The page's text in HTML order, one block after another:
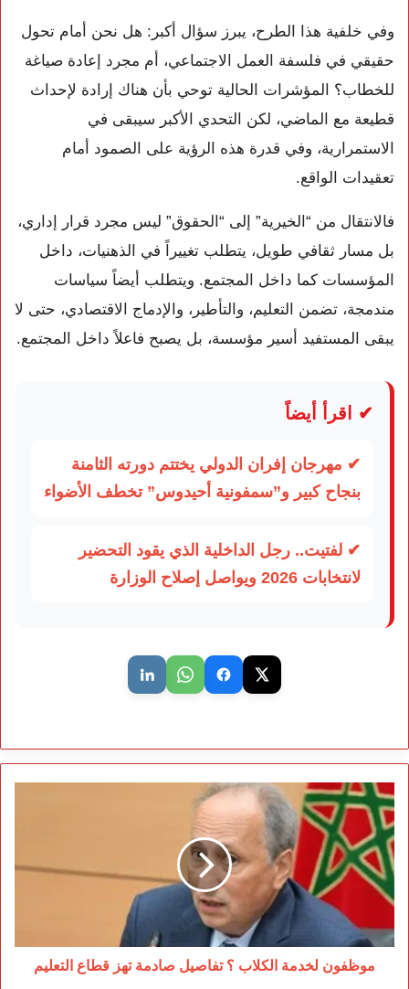
وفي خلفية هذا الطرح، يبرز سؤال أكبر: هل نحن أمام تحول
حقيقي في فلسفة العمل الاجتماعي، أم مجرد إعادة صياغة
للخطاب؟ المؤشرات الحالية توحي بأن هناك إرادة لإحداث
قطيعة مع الماضي، لكن التحدي الأكبر سيبقى في
الاستمرارية، وفي قدرة هذه الرؤية على الصمود أمام
تعقيدات الواقع.
فالانتقال من “الخيرية” إلى “الحقوق” ليس مجرد قرار إداري،
بل مسار ثقافي طويل، يتطلب تغييراً في الذهنيات، داخل
المؤسسات كما داخل المجتمع. ويتطلب أيضاً سياسات
مندمجة، تضمن التعليم، والتأطير، والإدماج الاقتصادي، حتى لا
يبقى المستفيد أسير مؤسسة، بل يصبح فاعلاً داخل المجتمع.
✔ اقرأ أيضاً
✔ مهرجان إفران الدولي يختتم دورته الثامنة
بنجاح كبير و”سمفونية أحيدوس” تخطف الأضواء
✔ لفتيت.. رجل الداخلية الذي يقود التحضير
لانتخابات 2026 ويواصل إصلاح الوزارة
موظفون
لخدمة
الكلاب
؟
تفاصيل
صادمة
تهز
قطاع
التعليم
موظفون لخدمة الكلاب ؟ تفاصيل صادمة تهز قطاع التعليم